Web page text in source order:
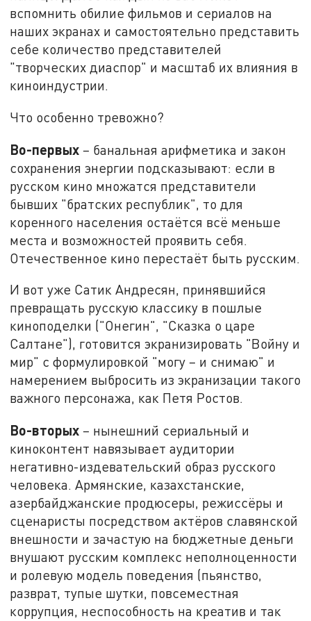
вспомнить обилие фильмов и сериалов на
наших экранах и самостоятельно представить
себе количество представителей
"творческих диаспор" и масштаб их влияния в
киноиндустрии.
Что особенно тревожно?
Во-первых – банальная арифметика и закон
сохранения энергии подсказывают: если в
русском кино множатся представители
бывших "братских республик", то для
коренного населения остаётся всё меньше
места и возможностей проявить себя.
Отечественное кино перестаёт быть русским.
И вот уже Сатик Андресян, принявшийся
превращать русскую классику в пошлые
киноподелки ("Онегин", "Сказка о царе
Салтане"), готовится экранизировать "Войну и
мир" с формулировкой "могу – и снимаю" и
намерением выбросить из экранизации такого
важного персонажа, как Петя Ростов.
Во-вторых – нынешний сериальный и
киноконтент навязывает аудитории
негативно-издевательский образ русского
человека. Армянские, казахстанские,
азербайджанские продюсеры, режиссёры и
сценаристы посредством актёров славянской
внешности и зачастую на бюджетные деньги
внушают русским комплекс неполноценности
и ролевую модель поведения (пьянство,
разврат, тупые шутки, повсеместная
коррупция, неспособность на креатив и так